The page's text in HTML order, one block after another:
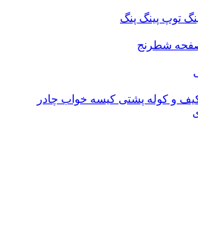
پینگ پنگ
کوله پشتیکیسه خوابچادر